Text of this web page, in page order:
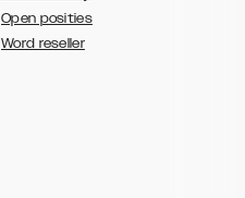
Open posities
Word reseller